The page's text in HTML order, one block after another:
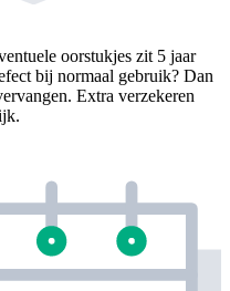
oorstukjes zit 5 jaar
bij normaal gebruik? Dan
Extra verzekeren